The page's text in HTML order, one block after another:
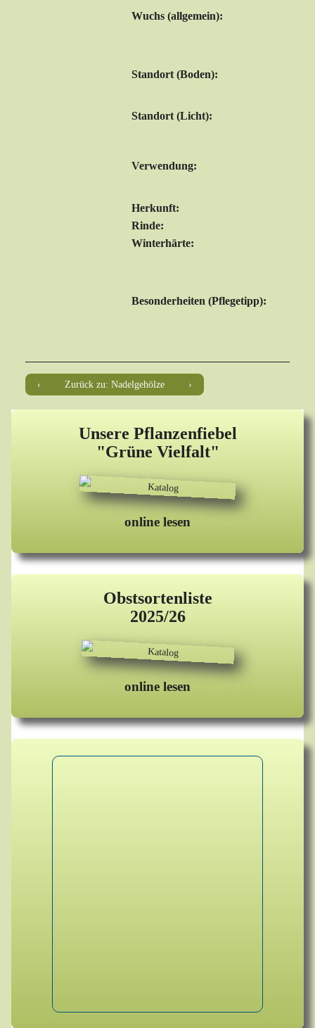
Unsere Pflanzenfiebel
"Grüne Vielfalt"
online lesen
Obstsortenliste
2025/26
online lesen
Wuchs (allgemein):
Standort (Boden):
Standort (Licht):
Verwendung:
Herkunft:
Rinde:
Winterhärte:
Besonderheiten (Pflegetipp):
Zurück zu: Nadelgehölze